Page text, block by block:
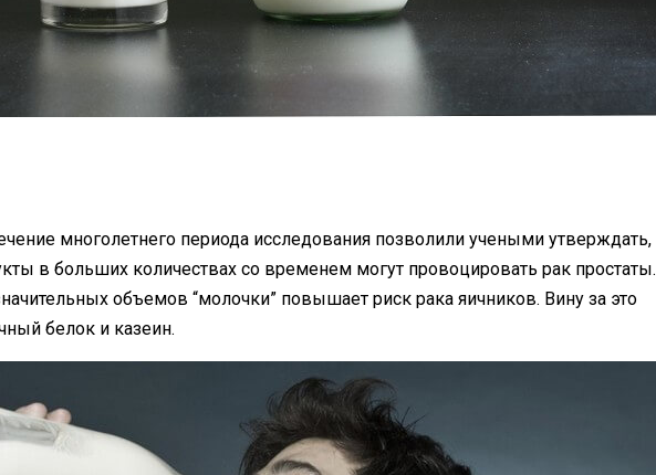
многолетнего периода исследования позволили учеными утверждать,
в больших количествах со временем могут провоцировать рак простаты.
объемов “молочки” повышает риск рака яичников. Вину за это
белок и казеин.